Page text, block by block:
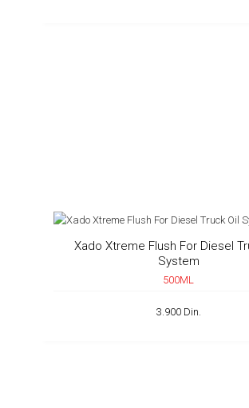
Xado Xtreme Flush For Diesel
System
500ML
3.900 Din.